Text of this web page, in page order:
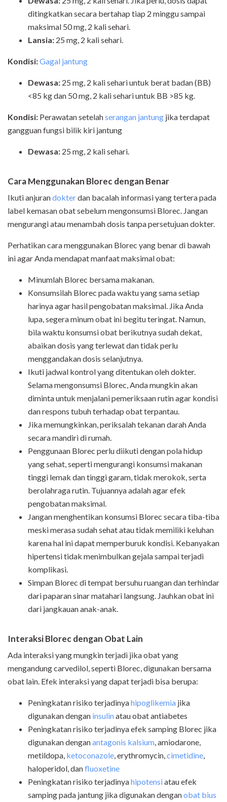
ditingkatkan secara bertahap tiap 2 minggu sampai
maksimal 50 mg, 2 kali sehari.
Lansia: 25 mg, 2 kali sehari.
Kondisi:Gagal jantung
Dewasa: 25 mg, 2 kali sehari untuk berat badan (BB)
<85 kg dan 50 mg, 2 kali sehari untuk BB >85 kg.
Kondisi: Perawatan setelahserangan jantung jika terdapat
gangguan fungsi bilik kiri jantung
Dewasa: 25 mg, 2 kali sehari.
Cara Menggunakan Blorec dengan Benar
Ikuti anjurandokterdan bacalah informasi yang tertera pada
label kemasan obat sebelum mengonsumsi Blorec. Jangan
mengurangi atau menambah dosis tanpa persetujuan dokter.
Perhatikan cara menggunakan Blorec yang benar di bawah
ini agar Anda mendapat manfaat maksimal obat:
Minumlah Blorec bersama makanan.
Konsumsilah Blorec pada waktu yang sama setiap
harinya agar hasil pengobatan maksimal. Jika Anda
lupa, segera minum obat ini begitu teringat. Namun,
bila waktu konsumsi obat berikutnya sudah dekat,
abaikan dosis yang terlewat dan tidak perlu
menggandakan dosis selanjutnya.
Ikuti jadwal kontrol yang ditentukan oleh dokter.
Selama mengonsumsi Blorec, Anda mungkin akan
diminta untuk menjalani pemeriksaan rutin agar kondisi
dan respons tubuh terhadap obat terpantau.
Jika memungkinkan, periksalah tekanan darah Anda
secara mandiri di rumah.
Penggunaan Blorec perlu diikuti dengan pola hidup
yang sehat, seperti mengurangi konsumsi makanan
tinggi lemak dan tinggi garam, tidak merokok, serta
berolahraga rutin. Tujuannya adalah agar efek
pengobatan maksimal.
Jangan menghentikan konsumsi Blorec secara tiba-tiba
meski merasa sudah sehat atau tidak memiliki keluhan
karena hal ini dapat memperburuk kondisi. Kebanyakan
hipertensi tidak menimbulkan gejala sampai terjadi
komplikasi.
Simpan Blorec di tempat bersuhu ruangan dan terhindar
dari paparan sinar matahari langsung. Jauhkan obat ini
dari jangkauan anak-anak.
Interaksi Blorec dengan Obat Lain
Ada interaksi yang mungkin terjadi jika obat yang
mengandung carvedilol, seperti Blorec, digunakan bersama
obat lain. Efek interaksi yang dapat terjadi bisa berupa:
Peningkatan risiko terjadinyahipoglikemia jika
digunakan dengan insulinatau obat antiabetes
Peningkatan risiko terjadinya efek samping Blorec jika
digunakan denganantagonis kalsium , amiodarone,
metildopa, ketoconazole erythromycin, cimetidine
haloperidol, danfluoxetine
Peningkatan risiko terjadinyahipotensiatau efek
samping pada jantung jika digunakan denganobat bius